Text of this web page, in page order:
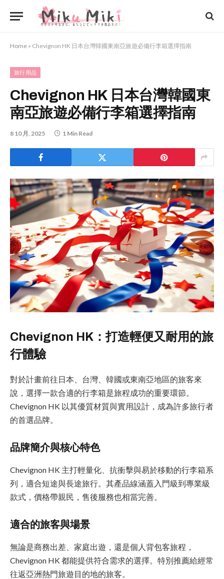
Home » Chevignon HK 日本台灣韓國東南亞旅遊必備行李箱選擇指南
旅行用品
Chevignon HK 日本台灣韓國東
南亞旅遊必備行李箱選擇指南
8 10 月, 2025 1 Min Read
Chevignon HK：打造輕便又耐用的旅
行體驗
對於計畫前往日本、台灣、韓國或東南亞地區的旅客來
說，選擇一款合適的行李箱是旅程成功的重要環節。
Chevignon HK 以其優質材質與實用設計，成為許多旅行者
的首選品牌。
品牌簡介與核心特色
Chevignon HK 主打輕量化、抗衝擊與易於移動的行李箱系
列，適合短途與長途旅行。其產品線涵蓋入門級到專業級
款式，價格帶親民，售後服務也相當完善。
適合的旅客與場景
無論是商務出差、家庭出遊，還是個人背包客旅程，
Chevignon HK 都能提供符合需求的選擇。特別推薦給經常
往返亞洲熱門旅遊目的地的旅客。